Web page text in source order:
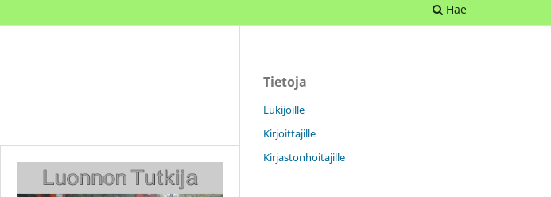
Hae
Tietoja
Lukijoille
Kirjoittajille
Kirjastonhoitajille